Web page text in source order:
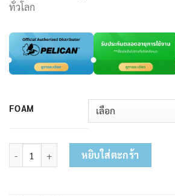
ทั่วโลก
FOAM
จำนวน กล่องกันน้ำกันกระแทก รุ่น 1120 ชิ้น
หยิบใส่ตะกร้า